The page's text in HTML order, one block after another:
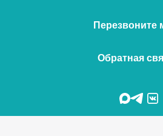
Перезвоните
Обратная